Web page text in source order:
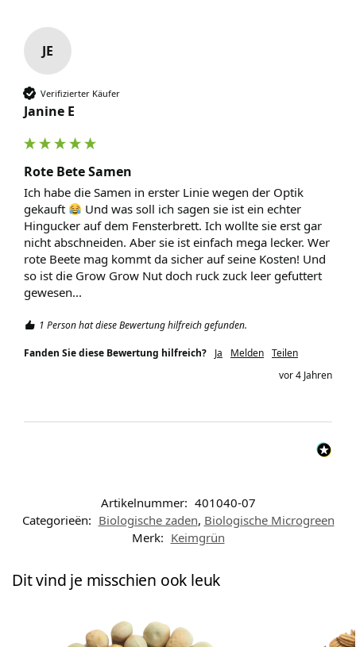
JE
Verifizierter Käufer
Janine E
Rote Bete Samen
Ich habe die Samen in erster Linie wegen der Optik
gekauft
Und was soll ich sagen sie ist ein echter
Hingucker auf dem Fensterbrett. Ich wollte sie erst gar
nicht abschneiden. Aber sie ist einfach mega lecker. Wer
rote Beete mag kommt da sicher auf seine Kosten! Und
so ist die Grow Grow Nut doch ruck zuck leer gefuttert
gewesen...
1 Person hat diese Bewertung hilfreich gefunden.
Fanden Sie diese Bewertung hilfreich? Ja Melden Teilen
vor 4 Jahren
Artikelnummer: 401040-07
Categorieën: Biologische zaden, Biologische Microgreen
Merk: Keimgrün
Dit vind je misschien ook leuk